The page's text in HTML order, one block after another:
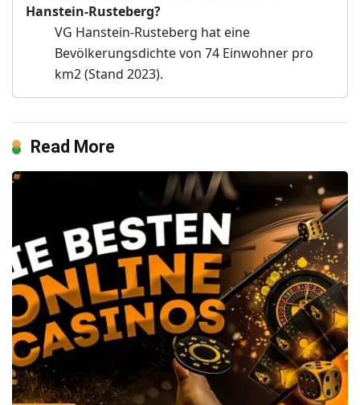
Hanstein-Rusteberg?
VG Hanstein-Rusteberg hat eine
Bevölkerungsdichte von 74 Einwohner pro
km2 (Stand 2023).
Read More